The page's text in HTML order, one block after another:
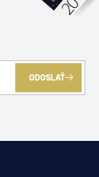
ODOSLAŤ